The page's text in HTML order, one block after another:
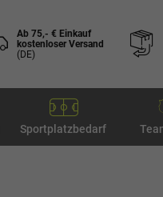
Ab 75,- € Einkauf
kostenloser Versand
(DE)
Sportplatzbedarf